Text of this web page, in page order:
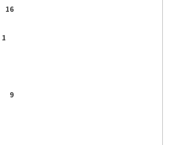
16
1
9